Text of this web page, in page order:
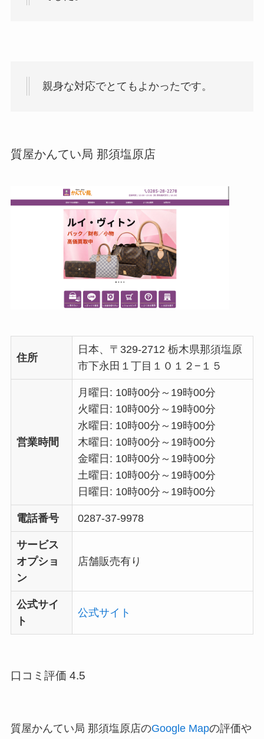
親身な対応でとてもよかったです。
質屋かんてい局 那須塩原店
住所
日本、〒329-2712 栃木県那須塩原
市下永田１丁目１０１２−１５
営業時間
月曜日: 10時00分～19時00分
火曜日: 10時00分～19時00分
水曜日: 10時00分～19時00分
木曜日: 10時00分～19時00分
金曜日: 10時00分～19時00分
土曜日: 10時00分～19時00分
日曜日: 10時00分～19時00分
電話番号 0287-37-9978
サービス
オプショ
ン
店舗販売有り
公式サイ
ト
公式サイト
口コミ評価 4.5
質屋かんてい局 那須塩原店のGoogle Mapの評価や